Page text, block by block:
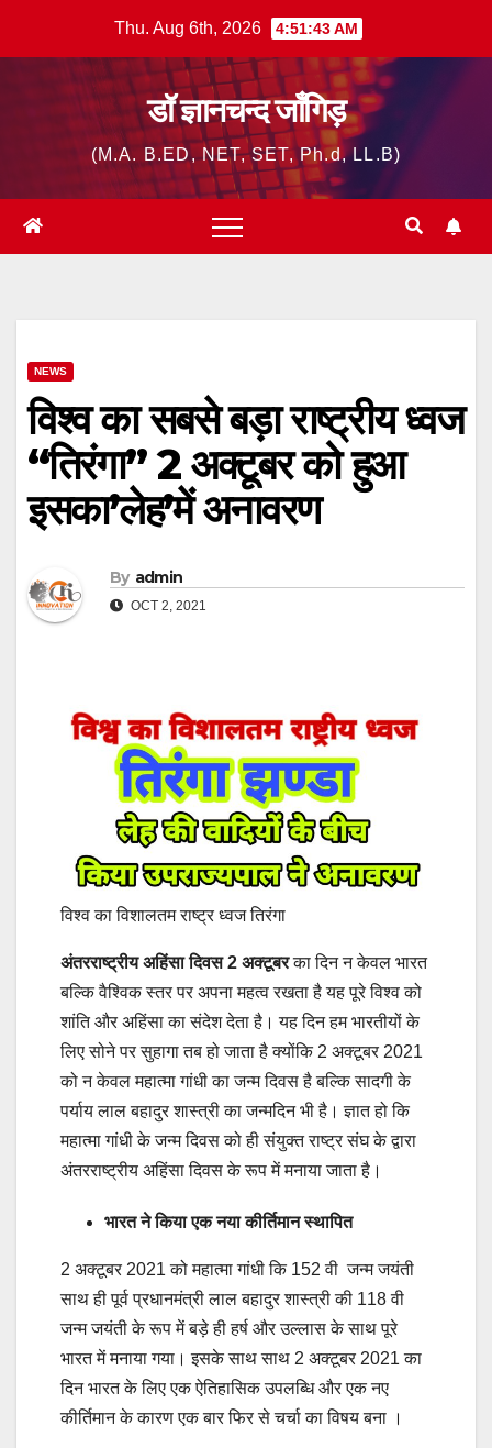
Thu. Aug 6th, 2026 4:51:44 AM
डॉ ज्ञानचन्द जाँगिड़
(M.A. B.ED, NET, SET, Ph.d, LL.B)
NEWS
विश्व का सबसे बड़ा राष्ट्रीय ध्वज
“तिरंगा” 2 अक्टूबर को हुआ
इसका’लेह’में अनावरण
By admin
OCT 2, 2021
विश्व का विशालतम राष्ट्र ध्वज तिरंगा
अंतरराष्ट्रीय अहिंसा दिवस 2 अक्टूबरका दिन न केवल भारत
बल्कि वैश्विक स्तर पर अपना महत्व रखता है यह पूरे विश्व को
शांति और अहिंसा का संदेश देता है। यह दिन हम भारतीयों के
लिए सोने पर सुहागा तब हो जाता है क्योंकि 2 अक्टूबर 2021
को न केवल महात्मा गांधी का जन्म दिवस है बल्कि सादगी के
पर्याय लाल बहादुर शास्त्री का जन्मदिन भी है। ज्ञात हो कि
महात्मा गांधी के जन्म दिवस को ही संयुक्त राष्ट्र संघ के द्वारा
अंतरराष्ट्रीय अहिंसा दिवस के रूप में मनाया जाता है।
भारत ने किया एक नया कीर्तिमान स्थापित
2 अक्टूबर 2021 को महात्मा गांधी कि 152 वी जन्म जयंती
साथ ही पूर्व प्रधानमंत्री लाल बहादुर शास्त्री की 118 वी
जन्म जयंती के रूप में बड़े ही हर्ष और उल्लास के साथ पूरे
भारत में मनाया गया। इसके साथ साथ 2 अक्टूबर 2021 का
दिन भारत के लिए एक ऐतिहासिक उपलब्धि और एक नए
कीर्तिमान के कारण एक बार फिर से चर्चा का विषय बना ।